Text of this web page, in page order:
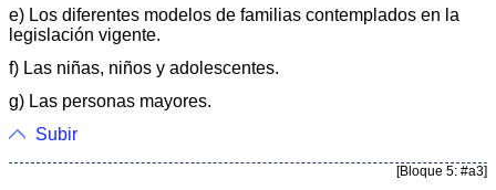
e) Los diferentes modelos de familias contemplados en la
legislación vigente.
f) Las niñas, niños y adolescentes.
g) Las personas mayores.
Subir
[Bloque 5: #a3]